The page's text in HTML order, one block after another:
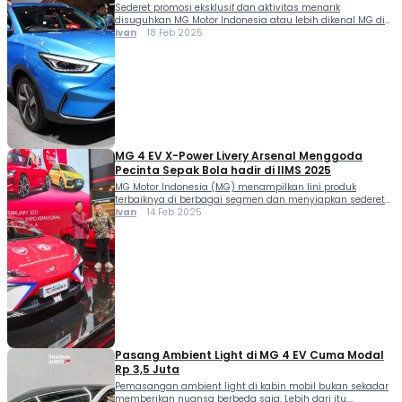
Sederet promosi eksklusif dan aktivitas menarik
disuguhkan MG Motor Indonesia atau lebih dikenal MG di
IIMS 2025. Promo MG di event otomotif tahunan ini
Ivan 18 Feb 2025
MG 4 EV X-Power Livery Arsenal Menggoda
Pecinta Sepak Bola hadir di IIMS 2025
MG Motor Indonesia (MG) menampilkan lini produk
terbaiknya di berbagai segmen dan menyiapkan sederet
program penjualan selama IIMS 2025 berlangsung 13-23
Ivan 14 Feb 2025
Pasang Ambient Light di MG 4 EV Cuma Modal
Rp 3,5 Juta
Pemasangan ambient light di kabin mobil bukan sekadar
memberikan nuansa berbeda saja. Lebih dari itu,